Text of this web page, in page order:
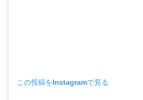
この投稿をInstagramで見る